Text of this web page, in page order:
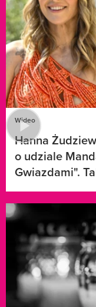
Wideo
Hanna
o udziale
Gwiazdami".